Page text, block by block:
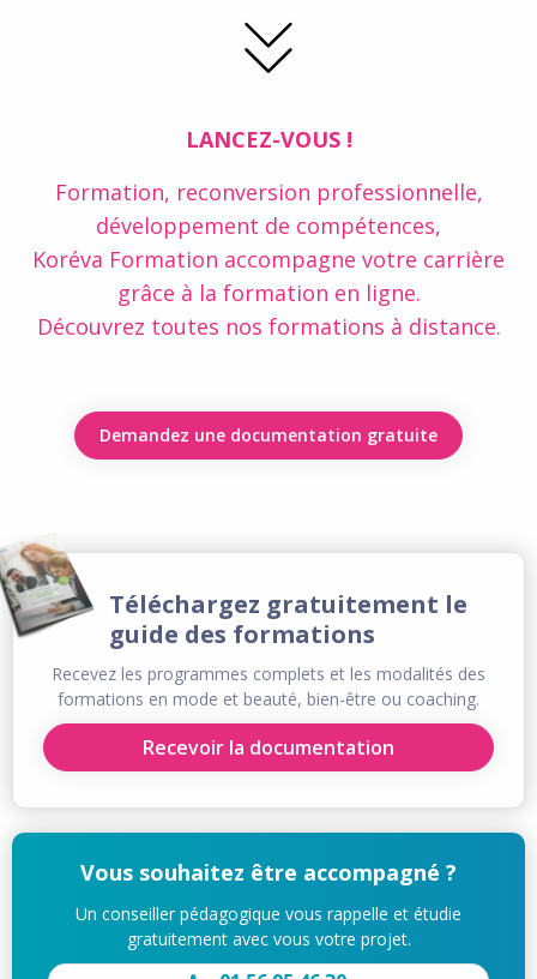
LANCEZ-VOUS !
Formation, reconversion professionnelle,
développement de compétences,
Koréva Formation accompagne votre carrière
grâce à la formation en ligne.
Découvrez toutes nos formations à distance.
Demandez une documentation gratuite
Téléchargez gratuitement le
guide des formations
Recevez les programmes complets et les modalités des
formations en mode et beauté, bien-être ou coaching.
Recevoir la documentation
Vous souhaitez être accompagné ?
Un conseiller pédagogique vous rappelle et étudie
gratuitement avec vous votre projet.